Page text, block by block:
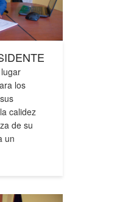
los
calidez
de su
un